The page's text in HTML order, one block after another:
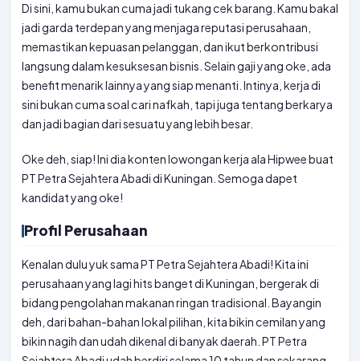
Di sini, kamu bukan cuma jadi tukang cek barang. Kamu bakal
jadi garda terdepan yang menjaga reputasi perusahaan,
memastikan kepuasan pelanggan, dan ikut berkontribusi
langsung dalam kesuksesan bisnis. Selain gaji yang oke, ada
benefit menarik lainnya yang siap menanti. Intinya, kerja di
sini bukan cuma soal cari nafkah, tapi juga tentang berkarya
dan jadi bagian dari sesuatu yang lebih besar.
Oke deh, siap! Ini dia konten lowongan kerja ala Hipwee buat
PT Petra Sejahtera Abadi di Kuningan. Semoga dapet
kandidat yang oke!
Profil Perusahaan
Kenalan dulu yuk sama PT Petra Sejahtera Abadi! Kita ini
perusahaan yang lagi hits banget di Kuningan, bergerak di
bidang pengolahan makanan ringan tradisional. Bayangin
deh, dari bahan-bahan lokal pilihan, kita bikin cemilan yang
bikin nagih dan udah dikenal di banyak daerah. PT Petra